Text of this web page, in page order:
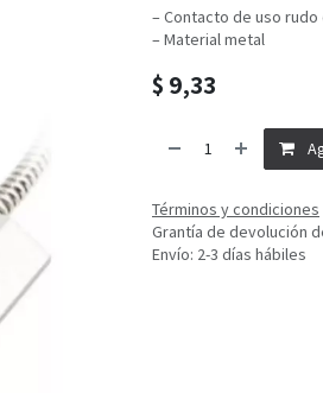
– Contacto de uso
– Material metal
$ 9,33
Términos y condiciones
Grantía de devolución
Envío: 2-3 días hábiles